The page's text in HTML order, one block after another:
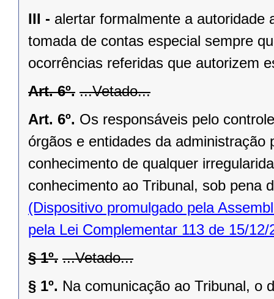
III - alertar formalmente a autoridade
tomada de contas especial sempre
ocorrências referidas que autorizem
Art. 6º. ...Vetado...
Art. 6º. Os responsáveis pelo
órgãos e entidades da
conhecimento de qualquer
conhecimento ao Tribunal, sob pena
(Dispositivo promulgado pela
pela Lei Complementar 113 de 15/12/
§ 1º. ...Vetado...
§ 1º. Na comunicação ao Tribunal, o